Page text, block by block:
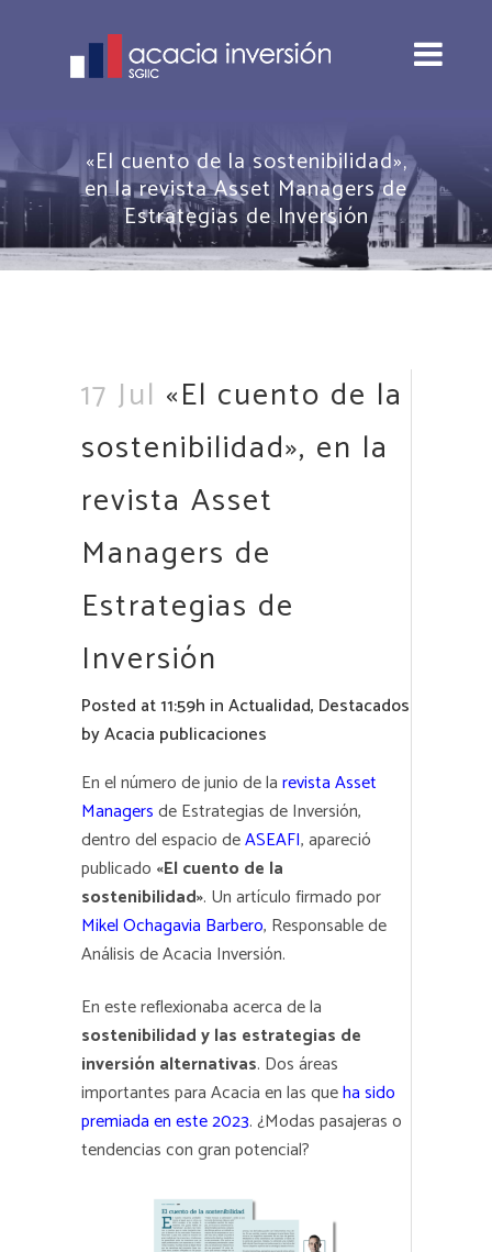
«El cuento de la sostenibilidad»,
en la revista Asset Managers de
Estrategias de Inversión
17 Jul «El cuento de la
sostenibilidad», en la
revista Asset
Managers de
Estrategias de
Inversión
Posted at 11:59h inActualidad, Destacados
byAcacia publicaciones
En el número de junio de larevista Asset
Managersde Estrategias de Inversión,
dentro del espacio deASEAFI, apareció
publicado «El cuento de la
sostenibilidad». Un artículo firmado por
Mikel Ochagavia Barbero, Responsable de
Análisis deAcacia Inversión.
En este reflexionaba acerca de la
sostenibilidad y las estrategias de
inversión alternativas. Dos áreas
importantes paraAcaciaen las queha sido
premiada en este 2023. ¿Modas pasajeras o
tendencias con gran potencial?